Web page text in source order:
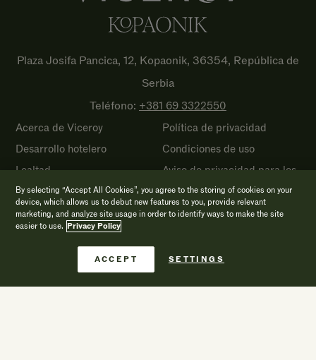
Reservar ahora
Plaza Josifa Pancica, 12, Kopaonik, 36354, República de
Serbia
Teléfono: +381 69 3322550
Acerca de Viceroy
Desarrollo hotelero
Lealtad
Empleos
Prensa
Accesibilidad
Política de privacidad
Condiciones de uso
Aviso de privacidad para los
residentes de California
Política de cookies
responsabilidad sobre
By selecting “Accept All Cookies”, you agree to the storing of cookies on your
device, which allows us to debut new features to you, provide relevant
marketing, and analyze site usage in order to identify ways to make the site
easier to use. Privacy Policy
SETTINGS
ACCEPT